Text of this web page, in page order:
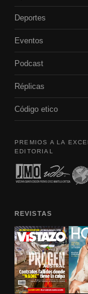
Deportes
Eventos
Podcast
Réplicas
Código etico
PREMIOS A LA
EDITORIAL
REVISTAS